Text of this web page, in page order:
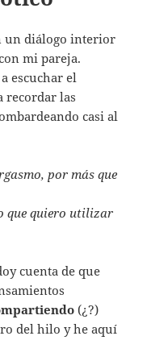
un diálogo interior
mi pareja.
escuchar el
recordar las
casi al
por más que
que quiero utilizar
cuenta de que
(¿?)
del hilo y he aquí